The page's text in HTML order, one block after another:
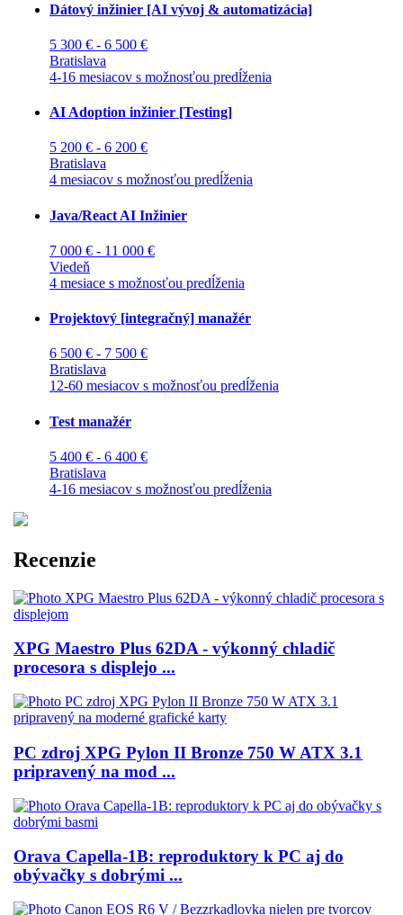
Dátový inžinier [AI vývoj & automatizácia]
5 300 € - 6 500 €
Bratislava
4-16 mesiacov s možnosťou predĺženia
AI Adoption inžinier [Testing]
5 200 € - 6 200 €
Bratislava
4 mesiacov s možnosťou predĺženia
Java/React AI Inžinier
7 000 € - 11 000 €
Viedeň
4 mesiace s možnosťou predĺženia
Projektový [integračný] manažér
6 500 € - 7 500 €
Bratislava
12-60 mesiacov s možnosťou predĺženia
Test manažér
5 400 € - 6 400 €
Bratislava
4-16 mesiacov s možnosťou predĺženia
Recenzie
XPG Maestro Plus 62DA - výkonný chladič
procesora s displejo ...
PC zdroj XPG Pylon II Bronze 750 W ATX 3.1
pripravený na mod ...
Orava Capella-1B: reproduktory k PC aj do
obývačky s dobrými ...